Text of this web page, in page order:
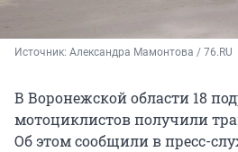
Источник: Александра Мамонтова / 76.RU
В Воронежской области 18
мотоциклистов получили
Об этом сообщили в пресс-